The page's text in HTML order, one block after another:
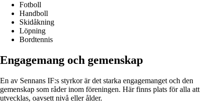
Fotboll
Handboll
Skidåkning
Löpning
Bordtennis
Engagemang och gemenskap
En av Sennans IF:s styrkor är det starka engagemanget och den
gemenskap som råder inom föreningen. Här finns plats för alla att
utvecklas, oavsett nivå eller ålder.